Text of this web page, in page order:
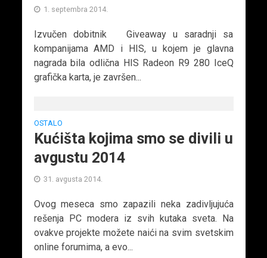
1. septembra 2014.
Izvučen dobitnik Giveaway u saradnji sa
kompanijama AMD i HIS, u kojem je glavna
nagrada bila odlična HIS Radeon R9 280 IceQ
grafička karta, je završen...
OSTALO
Kućišta kojima smo se divili u
avgustu 2014
31. avgusta 2014.
Ovog meseca smo zapazili neka zadivljujuća
rešenja PC modera iz svih kutaka sveta. Na
ovakve projekte možete naići na svim svetskim
online forumima, a evo...